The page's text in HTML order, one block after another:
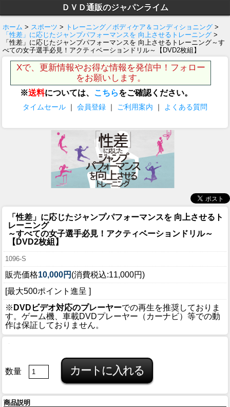
ＤＶＤ通販のジャパンライム
ホーム > スポーツ > トレーニング／ボディケア＆コンディショニング >
「性差」に応じたジャンプパフォーマンスを 向上させるトレーニング >
「性差」に応じたジャンプパフォーマンスを 向上させるトレーニング～す
べての女子選手必見！アクティベーションドリル～【DVD2枚組】
Xで、更新情報やお得な情報を発信中！フォロー
をお願いします。
※送料については、 こちらをご確認ください。
タイムセール ｜ 会員登録 ｜ ご利用案内 ｜ よくある質問
「性差」に応じたジャンプパフォーマンスを 向上させるト
レーニング
～すべての女子選手必見！アクティベーションドリル～
【DVD2枚組】
1096-S
販売価格10,000円 (消費税込:11,000円)
[最大500ポイント進呈 ]
※ DVDビデオ対応のプレーヤーでの再生を推奨しておりま
す。ゲーム機、車載DVDプレーヤー（カーナビ）等での動
作は保証しておりません。
数量
商品説明